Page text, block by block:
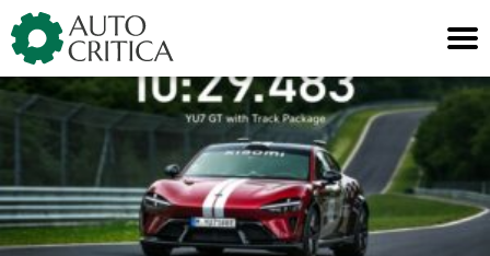
Skip
to
content